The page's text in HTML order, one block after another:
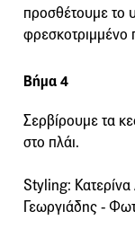
προσθέτουμε το
φρεσκοτριμμένο
Βήμα 4
Σερβίρουμε τα
στο πλάι.
Styling:
Γεωργιάδης -